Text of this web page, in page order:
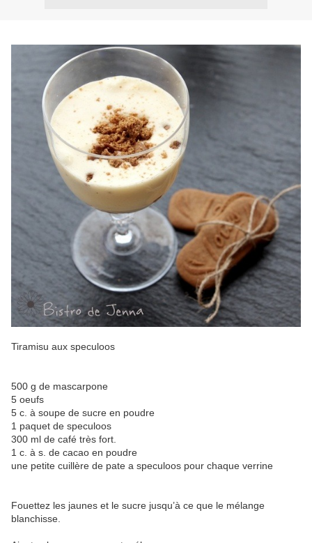
Tiramisu aux speculoos
500 g de mascarpone
5 oeufs
5 c. à soupe de sucre en poudre
1 paquet de speculoos
300 ml de café très fort.
1 c. à s. de cacao en poudre
une petite cuillère de pate a speculoos pour chaque verrine
Fouettez les jaunes et le sucre jusqu’à ce que le mélange
blanchisse.